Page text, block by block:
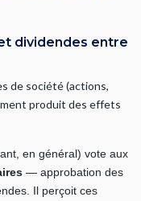
dividendes entre
de société (actions,
produit des effets
en général) vote aux
— approbation des
Il perçoit ces